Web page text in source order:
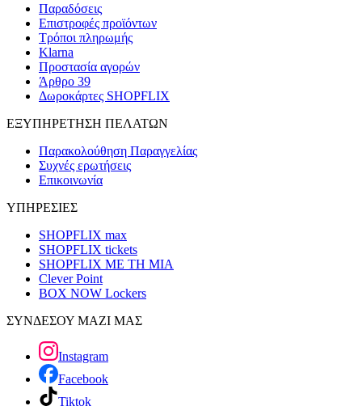
Παραδόσεις
Επιστροφές προϊόντων
Τρόποι πληρωμής
Klarna
Προστασία αγορών
Άρθρο 39
Δωροκάρτες SHOPFLIX
ΕΞΥΠΗΡΕΤΗΣΗ ΠΕΛΑΤΩΝ
Παρακολούθηση Παραγγελίας
Συχνές ερωτήσεις
Επικοινωνία
ΥΠΗΡΕΣΙΕΣ
SHOPFLIX max
SHOPFLIX tickets
SHOPFLIX ΜΕ ΤΗ ΜΙΑ
Clever Point
BOX NOW Lockers
ΣΥΝΔΕΣΟΥ ΜΑΖΙ ΜΑΣ
Instagram
Facebook
Tiktok